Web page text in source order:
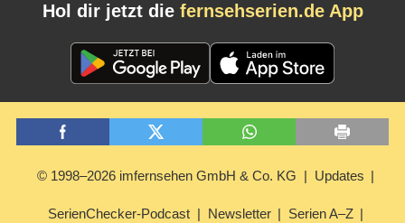
Hol dir jetzt die fernsehserien.de App
© 1998–2026 imfernsehen GmbH & Co. KG Updates
SerienChecker-Podcast Newsletter Serien A–Z